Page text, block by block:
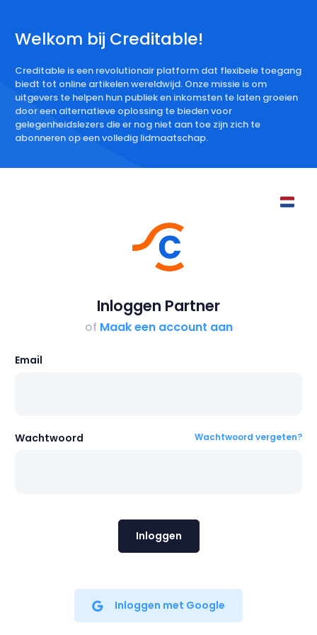
Inloggen Partner
of Maak een account aan
Email
Wachtwoord Wachtwoord vergeten?
Inloggen met Google
Welkom bij Creditable!
Creditable is een revolutionair platform dat flexibele toegang
biedt tot online artikelen wereldwijd. Onze missie is om
uitgevers te helpen hun publiek en inkomsten te laten groeien
door een alternatieve oplossing te bieden voor
gelegenheidslezers die er nog niet aan toe zijn zich te
abonneren op een volledig lidmaatschap.